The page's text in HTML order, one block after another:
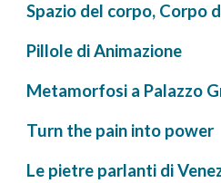
Spazio del corpo, Corpo
Pillole di Animazione
Metamorfosi a Palazzo
Turn the pain into power
Le pietre parlanti di